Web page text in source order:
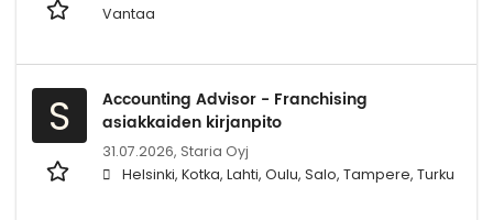
Vantaa
S
Accounting Advisor - Franchising
asiakkaiden kirjanpito
31.07.2026, Staria Oyj
Helsinki, Kotka, Lahti, Oulu, Salo, Tampere, Turku